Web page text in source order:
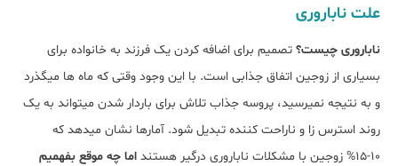
علت ناباروری
ناباروری چیست؟ تصمیم برای اضافه کردن یک فرزند به خانواده برای
بسیاری از زوجین اتفاق جذابی است. با این وجود وقتی که ماه‎ ها می‎گذرد
و به نتیجه نمی‎رسید، پروسه جذاب تلاش برای باردار شدن می‎تواند به یک
روند استرس‎ زا و ناراحت کننده تبدیل شود. آمار‌ها نشان می‎دهد که
۱۰-۱۵% زوجین با مشکلات ناباروری درگیر هستند
اما چه موقع بفهمیم